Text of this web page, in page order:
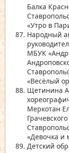
Балка
«Утро в
Народный
МБУК
«Весёлый
Щетинина
Меркотан
«Девочка и
Детский